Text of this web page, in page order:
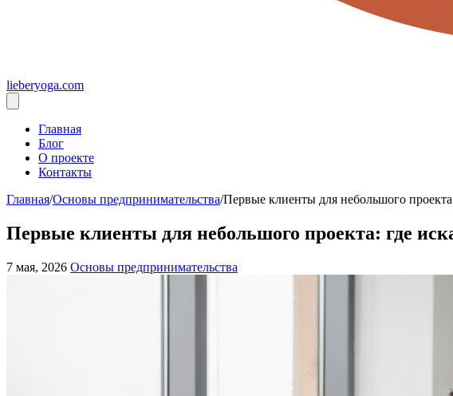
lieberyoga.com
Главная
Блог
О проекте
Контакты
Главная/Основы предпринимательства/Первые клиенты для небольшого
Первые клиенты для небольшого проекта: где
7 мая, 2026 Основы предпринимательства